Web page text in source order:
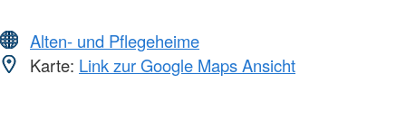
Alten- und Pflegeheime
Karte: Link zur Google Maps Ansicht